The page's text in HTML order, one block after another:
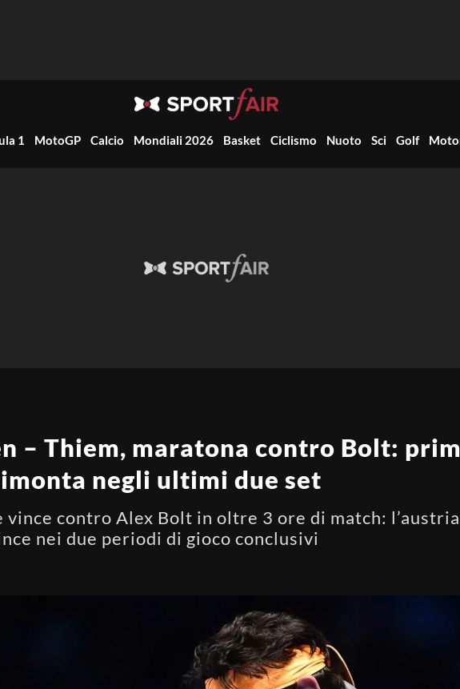
1 MotoGP Calcio Mondiali 2026 Basket Ciclismo Nuoto Sci Golf
– Thiem, maratona contro Bolt:
negli ultimi due set
contro Alex Bolt in oltre 3 ore di match:
nei due periodi di gioco conclusivi